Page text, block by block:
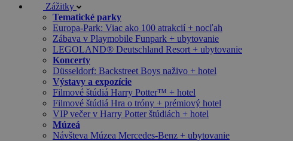
Zážitky
Tematické parky
Europa-Park: Viac ako 100 atrakcií + nocľah
Zábava v Playmobile Funpark + ubytovanie
LEGOLAND® Deutschland Resort + ubytovanie
Koncerty
Düsseldorf: Backstreet Boys naživo + hotel
Výstavy a expozície
Filmové štúdiá Harry Potter™ + hotel
Filmové štúdiá Hra o tróny + prémiový hotel
VIP večer v Harry Potter štúdiách + hotel
Múzeá
Návšteva Múzea Mercedes-Benz + ubytovanie